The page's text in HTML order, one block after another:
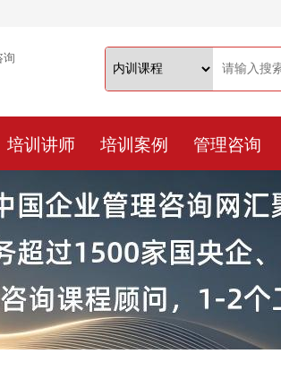
培训讲师 培训案例 管理咨询